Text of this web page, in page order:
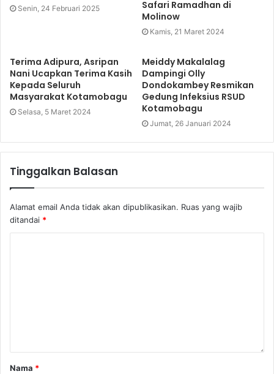
Senin, 24 Februari 2025
Safari Ramadhan di
Molinow
Kamis, 21 Maret 2024
Terima Adipura, Asripan
Nani Ucapkan Terima Kasih
Kepada Seluruh
Masyarakat Kotamobagu
Selasa, 5 Maret 2024
Meiddy Makalalag
Dampingi Olly
Dondokambey Resmikan
Gedung Infeksius RSUD
Kotamobagu
Jumat, 26 Januari 2024
Tinggalkan Balasan
Alamat email Anda tidak akan dipublikasikan. Ruas yang wajib
ditandai *
Nama *